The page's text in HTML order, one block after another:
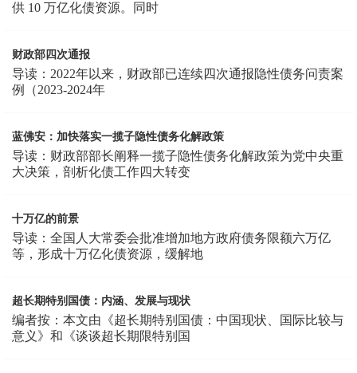
供 10 万亿化债资源。同时
财政部四次通报
导读：2022年以来，财政部已连续四次通报隐性债务问责案
例（2023-2024年
蓝佛安：加快落实一揽子隐性债务化解政策
导读：财政部部长阐释一揽子隐性债务化解政策为党中央重
大决策，剖析化债工作四大转变
十万亿的前景
导读：全国人大常委会批准增加地方政府债务限额六万亿
等，形成十万亿化债资源，缓解地
超长期特别国债：内涵、发展与现状
编者按：本文由《超长期特别国债：中国现状、国际比较与
意义》和《谈谈超长期限特别国